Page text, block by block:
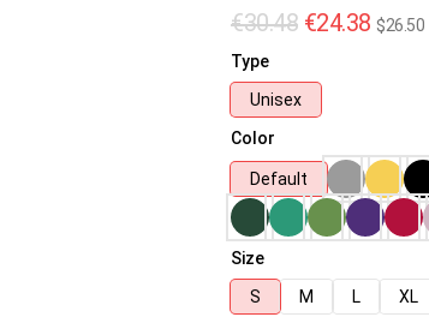
€30.48 €24.38 $26.50
Type
Unisex
Color
Default
Size
S
M L XL